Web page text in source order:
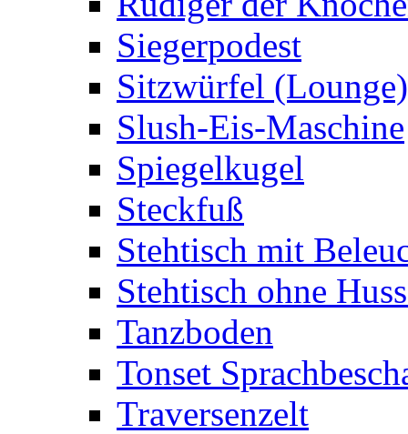
Siegerpodest
Sitzwürfel (Lounge)
Slush-Eis-Maschine
Spiegelkugel
Steckfuß
Stehtisch mit
Stehtisch ohne
Tanzboden
Tonset
Traversenzelt